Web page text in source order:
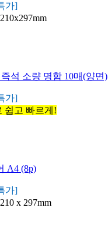
가]
석 소량 명함 10매(양면)
가]
쉽고 빠르게!
A4 (8p)
가]
x 297mm